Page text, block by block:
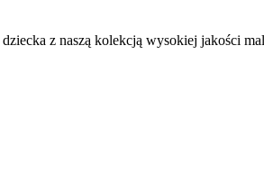
z naszą kolekcją wysokiej jakości